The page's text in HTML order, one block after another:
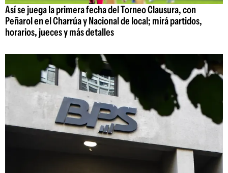
Así se juega la primera fecha del Torneo Clausura, con
Peñarol en el Charrúa y Nacional de local; mirá partidos,
horarios, jueces y más detalles